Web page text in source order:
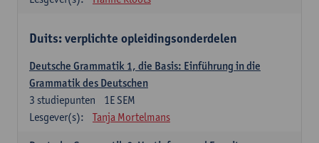
Duits: verplichte opleidingsonderdelen
Deutsche Grammatik 1, die Basis: Einführung in die
Grammatik des Deutschen
1E SEM
3 studiepunten
Lesgever(s):
Tanja Mortelmans